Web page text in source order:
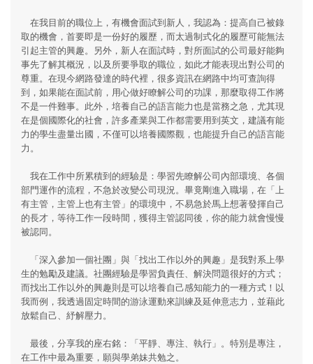
在我目前的職位上，有機會面試到新人，我認為：提高自己被錄
取的機會，首要即是一份好的履歷，而太過制式化的履歷可能無法
引起主管的興趣。另外，新人在面試時，對所面試的公司最好能夠
事先了解其概況，以及所要爭取的職位，如此才能表現出對公司的
尊重。在現今網路發達的時代裡，很多資訊在網路中均可查詢得
到，如果能在面試前，用心做好瞭解公司的功課，那麼取得工作將
不是一件難事。此外，培養自己的語言能力也是當務之急，尤其現
在是個國際化的社會，許多產業與工作都需要用到英文，建議有能
力的學生盡量出國，不僅可以培養國際觀，也能提升自己的語言能
力。
我在工作中所累積到的經驗是：學習先瞭解公司內部環境、各個
部門運作的流程，不急於改變公司現況。畢竟剛進入職場，在「上
有主管，主管上也有主管」的環境中，不易急於馬上想著發揮自己
的長才，等待工作一段時間，獲得主管認同後，你的能力就會慢慢
被認同。
「深入參加一個社團」與「找出工作以外的興趣」是我對系上學
生的勉勵及建議。社團經驗是學習負責任、解決問題很好的方式；
而找出工作以外的興趣則是可以培養自己感知能力的一種方式！以
我而例，我透過固定時間的游泳運動來訓練及延伸意志力，並藉此
放鬆自己、紓解壓力。
最後，分享我的座右銘：「平靜、專注、執行」。特別是專注，
在工作中最為重要，願與學弟妹共勉之。